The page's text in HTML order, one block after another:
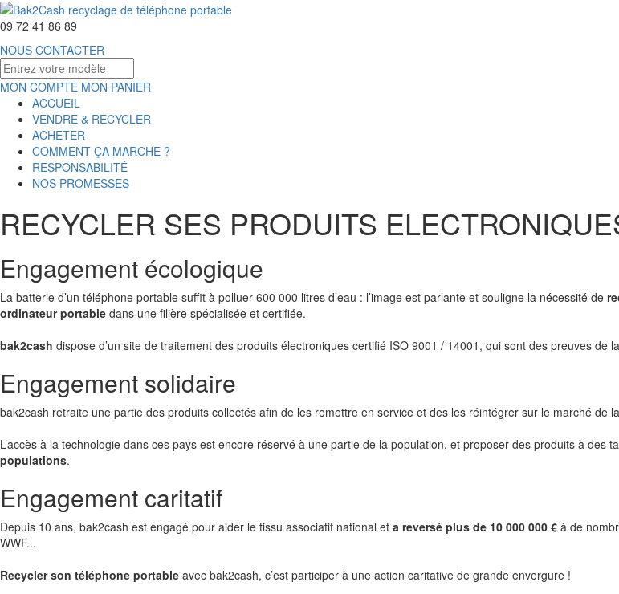
09 72 41 86 89
NOUS CONTACTER
MON COMPTE MON PANIER
ACCUEIL
VENDRE & RECYCLER
ACHETER
COMMENT ÇA MARCHE ?
RESPONSABILITÉ
NOS PROMESSES
RECYCLER SES PRODUITS
Engagement écologique
La batterie d’un téléphone portable suffit à polluer 600 000 litres d’eau : l’image est parlante et souligne la nécessité de
ordinateur portable dans une filière spécialisée et certifiée.
bak2cash dispose d’un site de traitement des produits électroniques certifié ISO 9001 / 14001, qui sont des preuves de
Engagement solidaire
bak2cash retraite une partie des produits collectés afin de les remettre en service et des les réintégrer sur le marché
L’accès à la technologie dans ces pays est encore réservé à une partie de la population, et proposer des produits à des
populations.
Engagement caritatif
Depuis 10 ans, bak2cash est engagé pour aider le tissu associatif national et a reversé plus de 10 000 000 € à de
WWF...
Recycler son téléphone portable avec bak2cash, c’est participer à une action caritative de grande envergure !